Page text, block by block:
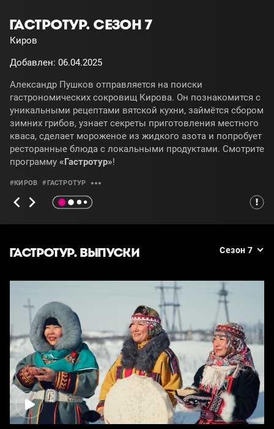
ГАСТРОТУР. СЕЗОН 7
Киров
Добавлен: 06.04.2025
Александр Пушков отправляется на поиски
гастрономических сокровищ Кирова. Он познакомится с
уникальными рецептами вятской кухни, займётся сбором
зимних грибов, узнает секреты приготовления местного
кваса, сделает мороженое из жидкого азота и попробует
ресторанные блюда с локальными продуктами. Смотрите
программу «Гастротур»!
#КИРОВ #ГАСТРОТУР
ГАСТРОТУР. ВЫПУСКИ Сезон 7